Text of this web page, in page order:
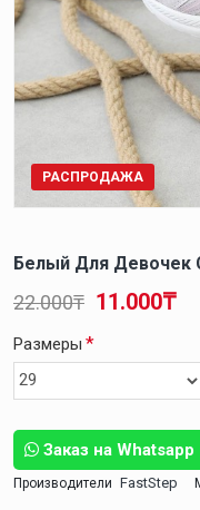
РАСПРОДАЖА
Белый Для Девочек
Заказ на Whatsapp
Производители FastStep
11.000₸
22.000₸
Размеры